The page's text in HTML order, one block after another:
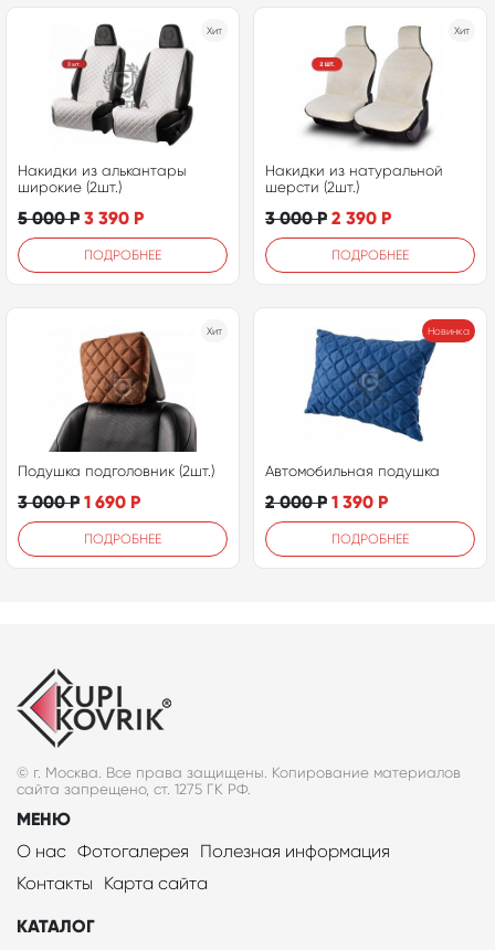
Хит
Накидки из алькантары
широкие (2шт.)
5 000Р 3 390 Р
ПОДРОБНЕЕ
Хит
Накидки из натуральной
шерсти (2шт.)
3 000Р 2 390 Р
ПОДРОБНЕЕ
Хит
Подушка подголовник (2шт.)
3 000Р 1 690 Р
ПОДРОБНЕЕ
Новинка
Автомобильная подушка
2 000Р 1 390 Р
ПОДРОБНЕЕ
© г. Москва. Все права защищены. Копирование материалов
сайта запрещено, ст. 1275 ГК РФ.
МЕНЮ
О нас Фотогалерея
Полезная информация
Контакты
Карта сайта
КАТАЛОГ